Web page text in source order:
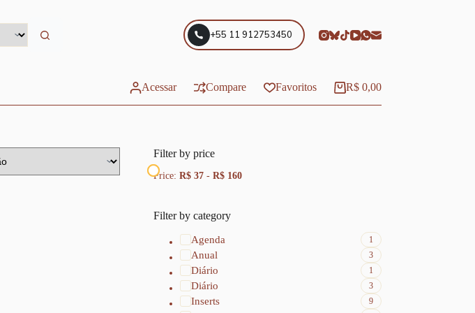
+55 11 912753450
Acessar Compare Favoritos Carrinho
R$0,00
Filter by price
Price:R$ 37 -R$ 160
Filter by category
Agenda 1
Anual 3
Diário 1
Diário 3
Inserts 9